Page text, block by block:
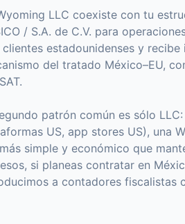
LLC coexiste con tu
/ S.A. de C.V. para
clientes estadounidenses y
del tratado México–EU,
patrón común es sólo
US, app stores US), una
simple y económico que
si planeas contratar en
a contadores fiscalistas